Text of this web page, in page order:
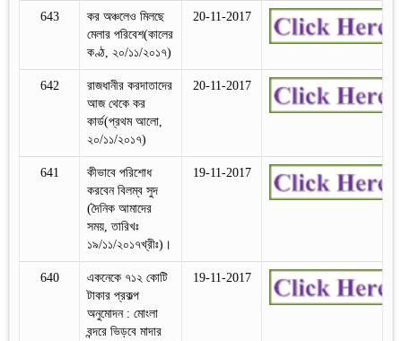
643
কর অঞ্চলেও মিলছে
মেলার পরিবেশ(কালের
কণ্ঠ, ২০/১১/২০১৭)
20-11-2017
642
রাজধানীর করদাতাদের
আজ থেকে কর
কার্ড(প্রথম আলো,
২০/১১/২০১৭)
20-11-2017
641
কীভাবে পরিশোধ
করবেন বিলম্ব সুদ
(দৈনিক আমাদের
সময়, তারিখঃ
১৯/১১/২০১৭খ্রীঃ)।
19-11-2017
640
একনেকে ৭১২ কোটি
টাকার প্রকল্প
অনুমোদন : মোংলা
বন্দরে ভিড়বে মাদার
19-11-2017